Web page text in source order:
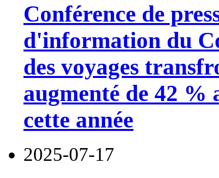
Conférence de
d'information du
des voyages
augmenté de 42 %
cette année
2025-07-17